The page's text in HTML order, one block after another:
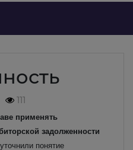
111
применять
задолженности
понятие